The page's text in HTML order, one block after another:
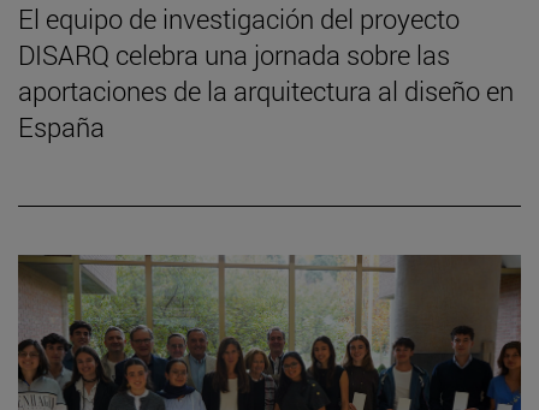
El equipo de investigación del proyecto
DISARQ celebra una jornada sobre las
aportaciones de la arquitectura al diseño en
España